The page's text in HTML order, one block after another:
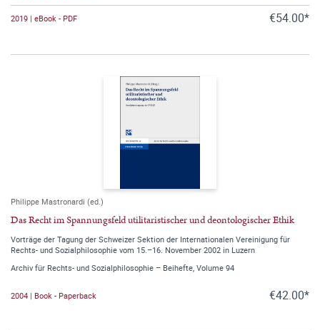
2019 | eBook - PDF €54.00*
Philippe Mastronardi (ed.)
Das Recht im Spannungsfeld utilitaristischer und deontologischer Ethik
Vorträge der Tagung der Schweizer Sektion der Internationalen Vereinigung für
Rechts- und Sozialphilosophie vom 15.–16. November 2002 in Luzern
Archiv für Rechts- und Sozialphilosophie – Beihefte, Volume 94
2004 | Book - Paperback €42.00*